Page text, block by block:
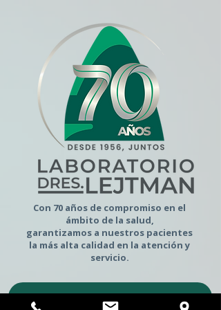
Con 70 años de compromiso en el
ámbito de la salud,
garantizamos a nuestros pacientes
la más alta calidad en la atención y
servicio.
Ingresar al sitio web